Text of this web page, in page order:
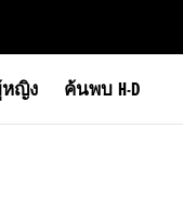
หญิง ค้นพบ H-D